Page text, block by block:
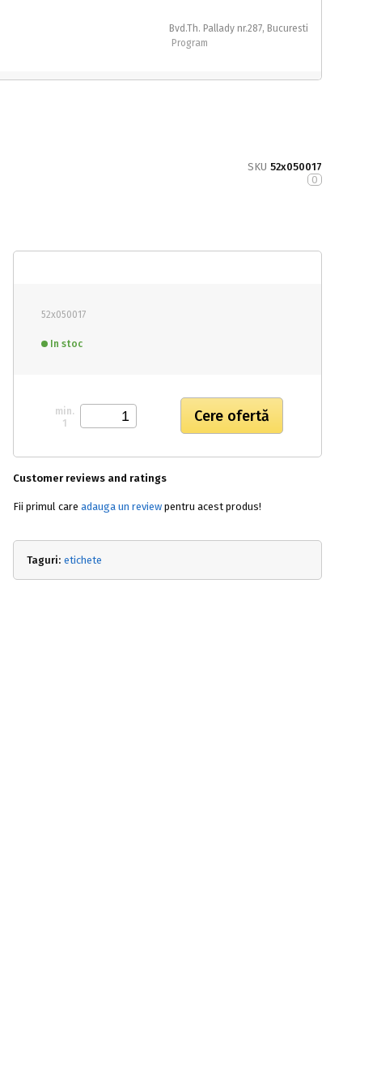
Bvd.Th. Pallady nr.287, Bucuresti
Program
SKU 52x050017
0
52x050017
In stoc
min.
1
Customer reviews and ratings
Fii primul care adauga un review pentru acest produs!
Taguri: etichete